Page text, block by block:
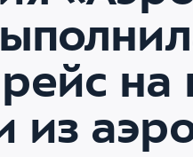
на
из